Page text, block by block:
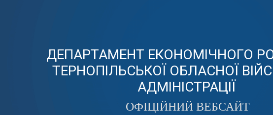
ДЕПАРТАМЕНТ ЕКОНОМІЧНОГО
ТЕРНОПІЛЬСЬКОЇ ОБЛАСНОЇ
АДМІНІСТРАЦІЇ
ОФІЦІЙНИЙ ВЕБСАЙТ